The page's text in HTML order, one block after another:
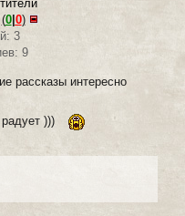
(0| 0)
3
9
рассказы интересно
)))